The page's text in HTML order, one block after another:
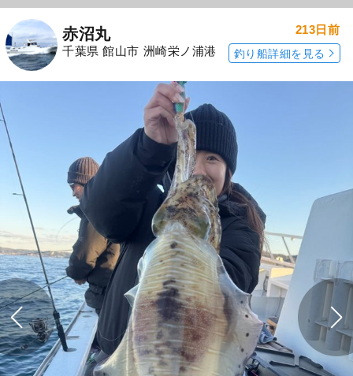
赤沼丸
千葉県 館山市 洲崎栄ノ浦港
213日前
釣り船詳細を見る